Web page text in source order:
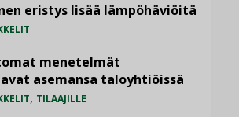
eristys lisää lämpöhäviöitä
menetelmät
asemansa taloyhtiöissä
, TILAAJILLE